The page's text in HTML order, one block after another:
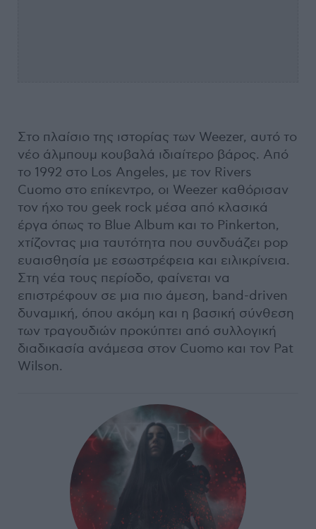
Στο πλαίσιο της ιστορίας των Weezer, αυτό το
νέο άλμπουμ κουβαλά ιδιαίτερο βάρος. Από
το 1992 στο Los Angeles, με τον Rivers
Cuomo στο επίκεντρο, οι Weezer καθόρισαν
τον ήχο του geek rock μέσα από κλασικά
έργα όπως το Blue Album και το Pinkerton,
χτίζοντας μια ταυτότητα που συνδυάζει pop
ευαισθησία με εσωστρέφεια και ειλικρίνεια.
Στη νέα τους περίοδο, φαίνεται να
επιστρέφουν σε μια πιο άμεση, band-driven
δυναμική, όπου ακόμη και η βασική σύνθεση
των τραγουδιών προκύπτει από συλλογική
διαδικασία ανάμεσα στον Cuomo και τον Pat
Wilson.